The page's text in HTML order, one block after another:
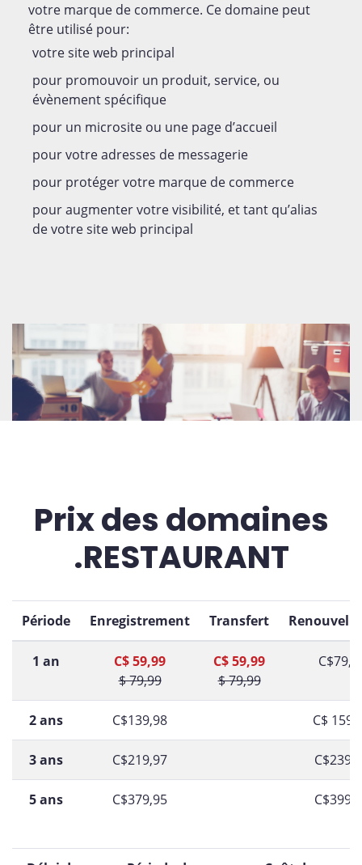
votre marque de commerce. Ce domaine peut
être utilisé pour:
votre site web principal
pour promouvoir un produit, service, ou
évènement spécifique
pour un microsite ou une page d’accueil
pour votre adresses de messagerie
pour protéger votre marque de commerce
pour augmenter votre visibilité, et tant qu’alias
de votre site web principal
Prix des domaines
.RESTAURANT
Période Enregistrement Transfert
1 an
C$ 59,99
$ 79,99
C$ 59,99
$ 79,99
2 ans C$139,98 C$
3 ans C$219,97
5 ans C$379,95